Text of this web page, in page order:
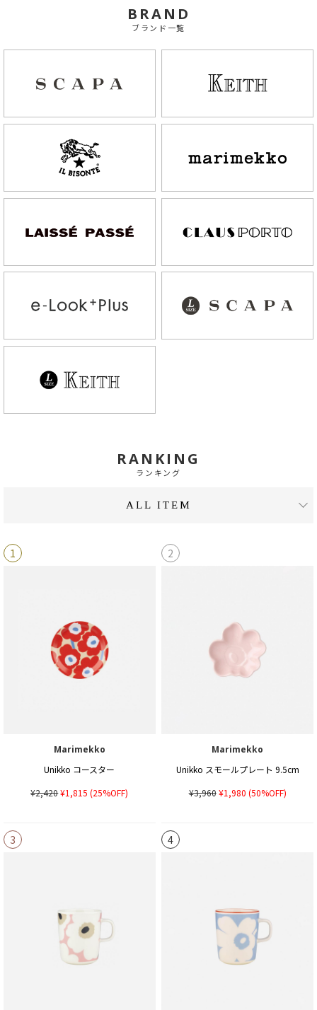
BRAND
ブランド一覧
RANKING
ランキング
ALL ITEM
1
Marimekko
Unikko コースター
¥2,420¥1,815 (25%OFF)
2
Marimekko
Unikko スモールプレート 9.5cm
¥3,960¥1,980 (50%OFF)
3 4